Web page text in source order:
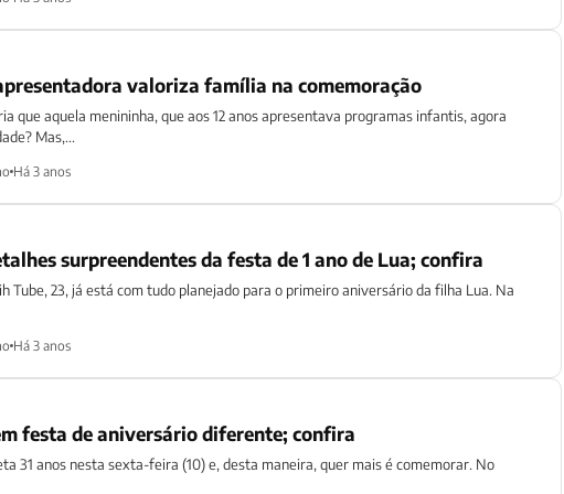
valoriza família na comemoração
que aquela menininha, que aos 12 anos apresentava programas infantis, agora
Mas,...
Há 3 anos
surpreendentes da festa de 1 ano de Lua; confira
Tube, 23, já está com tudo planejado para o primeiro aniversário da filha Lua. Na
Há 3 anos
festa de aniversário diferente; confira
31 anos nesta sexta-feira (10) e, desta maneira, quer mais é comemorar. No